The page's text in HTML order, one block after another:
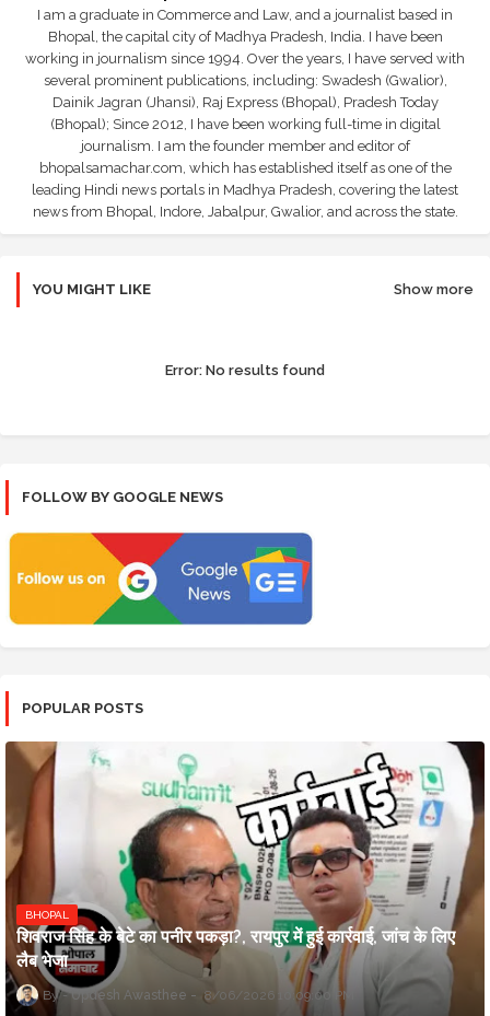
I am a graduate in Commerce and Law, and a journalist based in
Bhopal, the capital city of Madhya Pradesh, India. I have been
working in journalism since 1994. Over the years, I have served with
several prominent publications, including: Swadesh (Gwalior),
Dainik Jagran (Jhansi), Raj Express (Bhopal), Pradesh Today
(Bhopal); Since 2012, I have been working full-time in digital
journalism. I am the founder member and editor of
bhopalsamachar.com, which has established itself as one of the
leading Hindi news portals in Madhya Pradesh, covering the latest
news from Bhopal, Indore, Jabalpur, Gwalior, and across the state.
YOU MIGHT LIKE Show more
Error: No results found
FOLLOW BY GOOGLE NEWS
POPULAR POSTS
BHOPAL
शिवराज सिंह के बेटे का पनीर पकड़ा?, रायपुर में हुई कार्रवाई, जांच के लिए
लैब भेजा
Updesh Awasthee 8/06/2026 10:09:00 PM